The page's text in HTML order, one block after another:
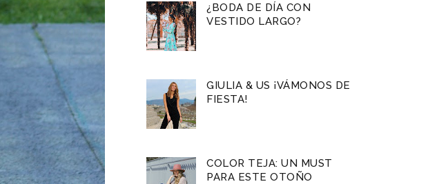
¿BODA DE DÍA CON
VESTIDO LARGO?
GIULIA & US ¡VÁMONOS DE
FIESTA!
COLOR TEJA: UN MUST
PARA ESTE OTOÑO